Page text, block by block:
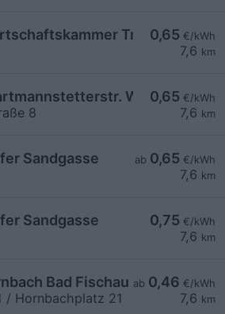
0,65 €/kWh
7,6 km
Triesterstr.
0,65 €/kWh
7,6 km
Wohnbau
8
ab 0,65 €/kWh
7,6 km
Sandgasse
0,75 €/kWh
7,6 km
Sandgasse
ab 0,46 €/kWh
7,6 km
Bad Fischau
/ Hornbachplatz 21